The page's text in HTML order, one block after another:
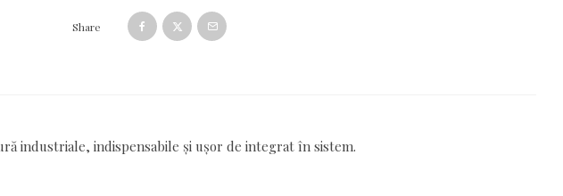
Share
industriale, indispensabile și ușor de integrat în sistem.